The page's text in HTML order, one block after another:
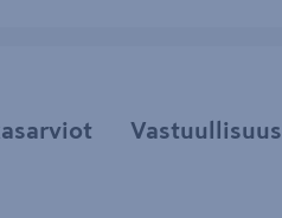
Vastuullisuus